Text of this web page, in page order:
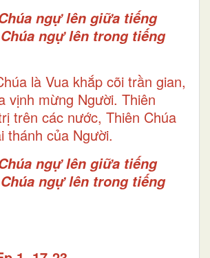
ngự lên giữa tiếng
ngự lên trong tiếng
là Vua khắp cõi trần gian,
vịnh mừng Người. Thiên
trên các nước, Thiên Chúa
thánh của Người.
ngự lên giữa tiếng
ngự lên trong tiếng